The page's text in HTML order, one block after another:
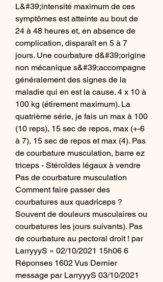
L&#39;intensité maximum de ces
symptômes est atteinte au bout de
24 à 48 heures et, en absence de
complication, disparaît en 5 à 7
jours. Une courbature d&#39;origine
non mécanique s&#39;accompagne
généralement des signes de la
maladie qui en est la cause. 4 x 10 à
100 kg (étirement maximum). La
quatrième série, je fais un max à 100
(10 reps), 15 sec de repos, max (+-6
à 7), 15 sec de repos et max (4). Pas
de courbature musculation, barre ez
triceps - Stéroïdes légaux à vendre
Pas de courbature musculation
Comment faire passer des
courbatures aux quadriceps ?
Souvent de douleurs musculaires ou
courbatures les jours suivants). Pas
de courbature au pectoral droit ! par
LarryyyS » 02/10/2021 15h06 6
Réponses 1602 Vus Dernier
message par LarryyyS 03/10/2021